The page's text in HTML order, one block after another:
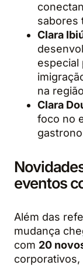
sabores
Clara
especial
na
Clara
foco no
eventos
Além das
mudança
com 20
corporativos,